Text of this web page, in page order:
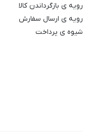
رویه ی بازگرداندن کالا
رویه ی ارسال سفارش
شیوه ی پرداخت